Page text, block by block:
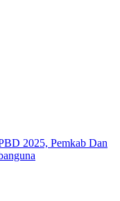
2025, Pemkab Dan